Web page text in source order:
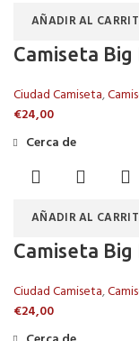
AÑADIR AL
Camiseta
Ciudad Camiseta,
€24,00
AÑADIR AL
Cerca de
Camiseta
Ciudad Camiseta,
€24,00